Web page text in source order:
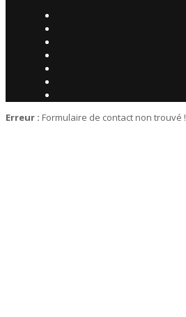
Erreur : Formulaire de contact non trouvé !